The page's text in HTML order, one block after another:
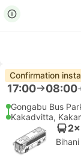
Confirmation
17:00 08:00
Gongabu Bus
Kakadvitta,